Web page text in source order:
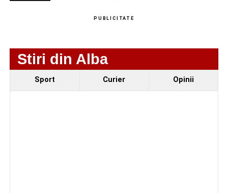
urma căruia patru persoane au ajuns la spital
PUBLICITATE
Stiri din Alba
Sport Curier Opinii